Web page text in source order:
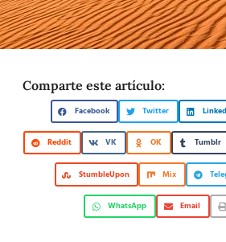
Comparte este artículo:
Facebook Twitter
Reddit VK OK Tumblr
StumbleUpon Mix
WhatsApp Email